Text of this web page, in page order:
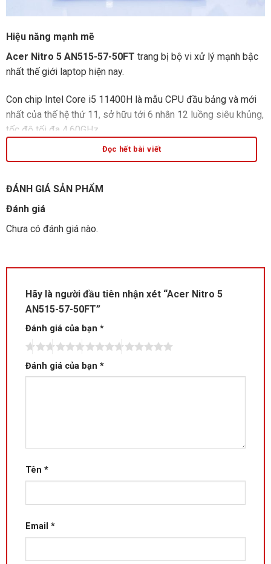
Hiệu năng mạnh mẽ
Acer Nitro 5 AN515-57-50FT trang bị bộ vi xử lý mạnh bậc
nhất thế giới laptop hiện nay.
Con chip Intel Core i5 11400H là mẫu CPU đầu bảng và mới
nhất của thế hệ thứ 11, sở hữu tới 6 nhân 12 luồng siêu khủng,
tốc độ tối đa 4.60GHz,
bộ nhớ đệm lên tới 12MB, cho sức mạnh hoàn hảo trong mọi
trên chiếc laptop gaming của mình.
Đọc hết bài viết
ĐÁNH GIÁ SẢN PHẨM
Đánh giá
Chưa có đánh giá nào.
Hãy là người đầu tiên nhận xét “Acer Nitro 5
AN515-57-50FT”
Đánh giá của bạn *
Đánh giá của bạn *
Tên *
Email *